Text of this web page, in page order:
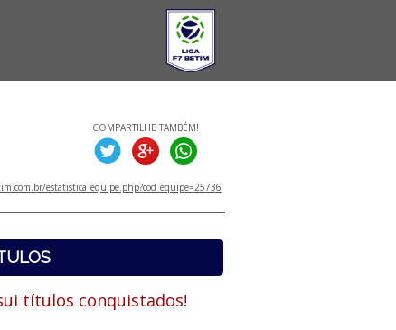
COMPARTILHE TAMBÉM!
estatistica_equipe.php?cod_equipe=25736
títulos conquistados!